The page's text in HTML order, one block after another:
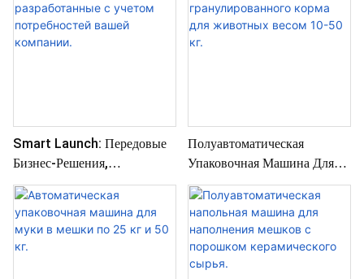
Smart Launch: Передовые
Бизнес-Решения,
Разработанные С Учетом
Потребностей Вашей
Компании.
Полуавтоматическая
Упаковочная Машина Для
Гранулированного Корма
Для Животных Весом 10-50
Кг.